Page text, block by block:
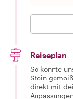
Reiseplan
So könnte
Stein
direkt mit